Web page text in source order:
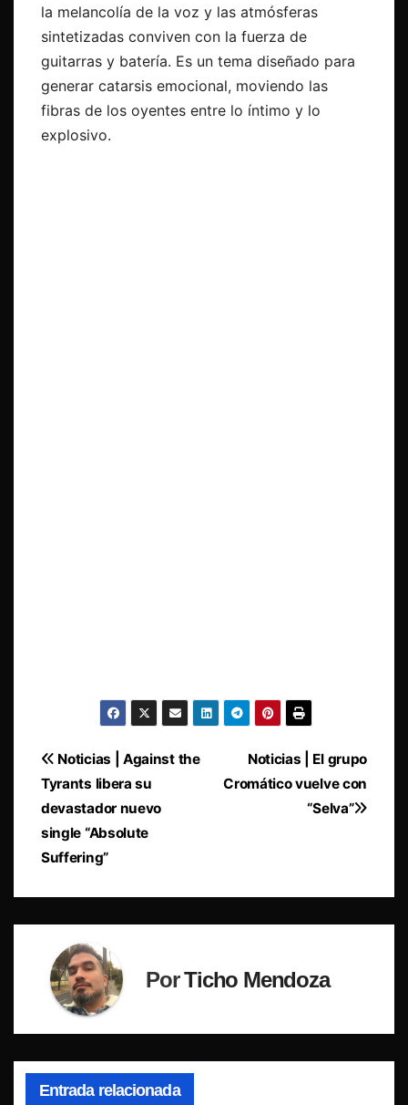
la melancolía de la voz y las atmósferas
sintetizadas conviven con la fuerza de
guitarras y batería. Es un tema diseñado para
generar catarsis emocional, moviendo las
fibras de los oyentes entre lo íntimo y lo
explosivo.
Navegación
de
entradas
Noticias | El grupo
Cromático vuelve con
“Selva”
Noticias | Against the
Tyrants libera su
devastador nuevo
single “Absolute
Suffering”
PorTicho Mendoza
Entrada relacionada